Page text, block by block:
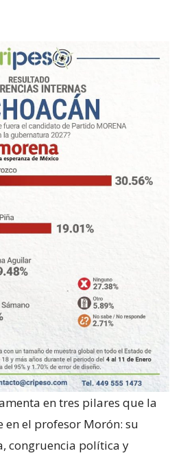
en tres pilares que la
en el profesor Morón: su
congruencia política y